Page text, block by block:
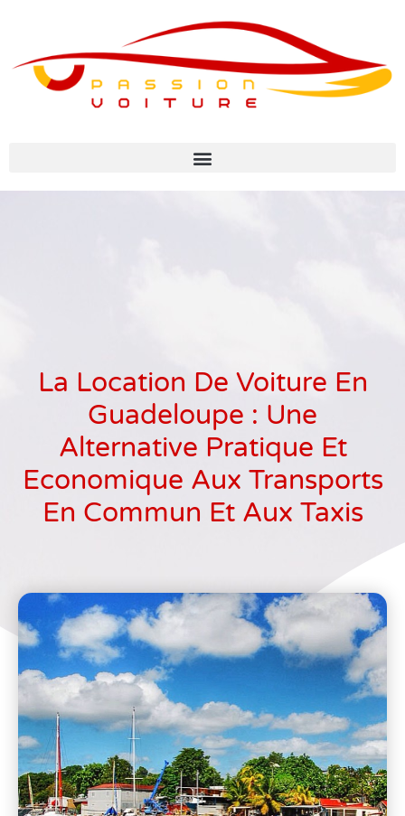
La Location De Voiture En
Guadeloupe : Une
Alternative Pratique Et
Economique Aux Transports
En Commun Et Aux Taxis